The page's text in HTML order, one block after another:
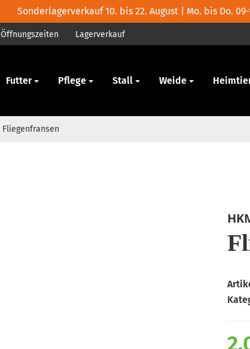
Sonderlagerverkauf 10. bis 22. August | Mo. bis Do. 09-
Öffnungszeiten Lagerverkauf
Futter Pflege Stall Weide
Fliegenfransen